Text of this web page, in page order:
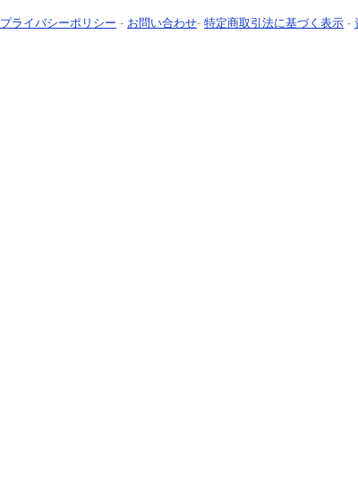
プライバシーポリシー - お問い合わせ- 特定商取引法に基づく表示 -